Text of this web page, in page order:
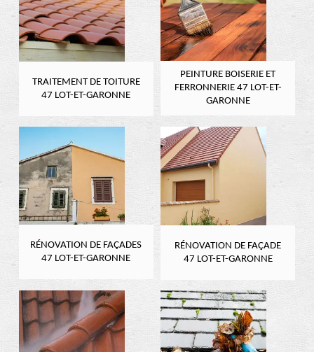
TRAITEMENT DE TOITURE
47 LOT-ET-GARONNE
PEINTURE BOISERIE ET
FERRONNERIE 47 LOT-ET-
GARONNE
RÉNOVATION DE FAÇADES
47 LOT-ET-GARONNE
RÉNOVATION DE FAÇADE
47 LOT-ET-GARONNE